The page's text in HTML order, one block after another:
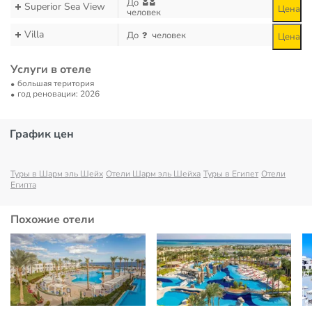
Superior Sea View До
человек Цена
Villa До человек Цена
Услуги в отеле
большая територия
год реновации: 2026
График цен
Туры в Шарм эль Шейх Отели Шарм эль Шейха Туры в Египет Отели
Египта
Похожие отели